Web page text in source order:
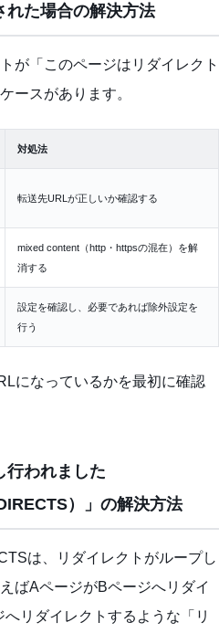
れた場合の解決方法
が「このページはリダイレクト
ースがあります。
対処法
転送先URLが正しいか確認する
mixed content（http・httpsの混在）を解
消する
設定を確認し、必要であれば除外設定を
行う
になっているかを最初に確認
行われました
）」の解決方法
は、リダイレクトがループし
ばAページがBページへリダイ
リダイレクトするような「リ